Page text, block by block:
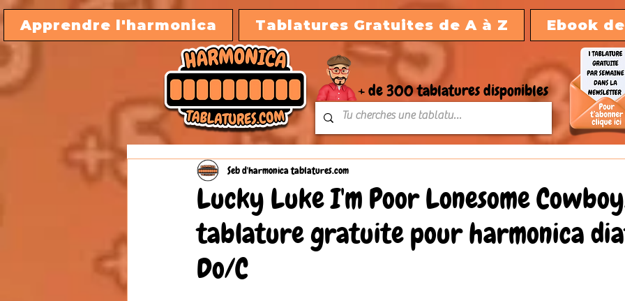
Apprendre l'harmonica Tablatures Gratuites de A à Z Ebook
+ de 300 tablatures disponibles
Lucky Luke I'm Poor Lonesome
tablature gratuite pour harmonica
Do/C
Seb d'harmonica tablatures.com